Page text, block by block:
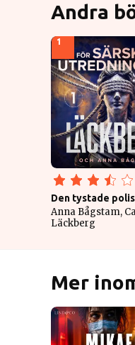
Andra
1
Den tystade
Anna Bågstam,
Läckberg
Mer